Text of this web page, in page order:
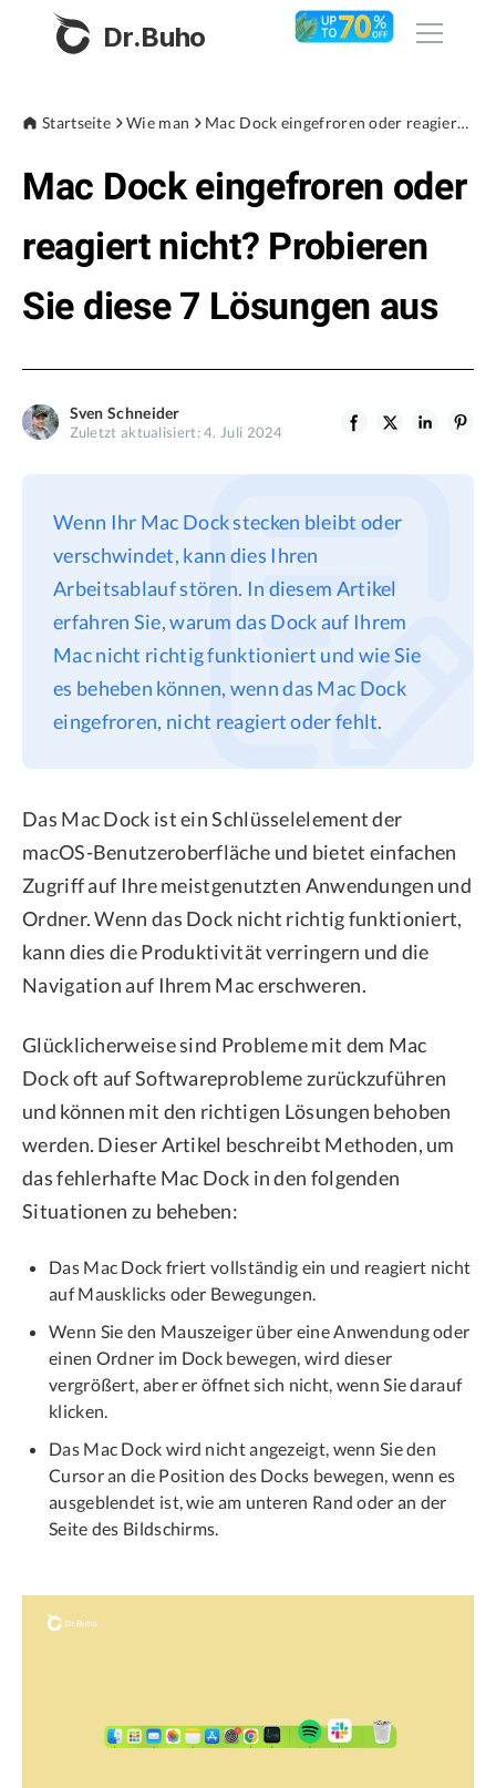
Dr.Buho
Produkte
BuhoCleaner
BuhoUnlocker
BuhoRepair
BuhoLaunchpad
Store
Blog
Datenschutz
Refund Policy
Startseite Wie man Mac Dock eingefroren oder reagiert nicht? Probieren Sie diese 7 Lösungen aus
Mac Dock eingefroren oder
reagiert nicht? Probieren
Sie diese 7 Lösungen aus
Sven Schneider
Zuletzt aktualisiert: 4. Juli 2024
Wenn Ihr Mac Dock stecken bleibt oder
verschwindet, kann dies Ihren
Arbeitsablauf stören. In diesem Artikel
erfahren Sie, warum das Dock auf Ihrem
Mac nicht richtig funktioniert und wie Sie
es beheben können, wenn das Mac Dock
eingefroren, nicht reagiert oder fehlt.
Das Mac Dock ist ein Schlüsselelement der
macOS-Benutzeroberfläche und bietet einfachen
Zugriff auf Ihre meistgenutzten Anwendungen und
Ordner. Wenn das Dock nicht richtig funktioniert,
kann dies die Produktivität verringern und die
Navigation auf Ihrem Mac erschweren.
Glücklicherweise sind Probleme mit dem Mac
Dock oft auf Softwareprobleme zurückzuführen
und können mit den richtigen Lösungen behoben
werden. Dieser Artikel beschreibt Methoden, um
das fehlerhafte Mac Dock in den folgenden
Situationen zu beheben:
Das Mac Dock friert vollständig ein und reagiert nicht
auf Mausklicks oder Bewegungen.
Wenn Sie den Mauszeiger über eine Anwendung oder
einen Ordner im Dock bewegen, wird dieser
vergrößert, aber er öffnet sich nicht, wenn Sie darauf
klicken.
Das Mac Dock wird nicht angezeigt, wenn Sie den
Cursor an die Position des Docks bewegen, wenn es
ausgeblendet ist, wie am unteren Rand oder an der
Seite des Bildschirms.